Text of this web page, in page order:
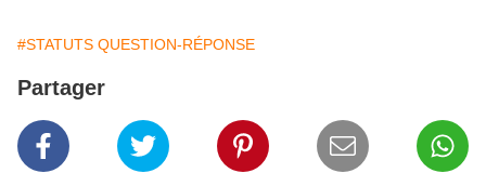
#STATUTS QUESTION-RÉPONSE
Partager